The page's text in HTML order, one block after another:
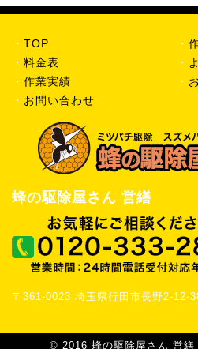
・ TOP ・
・ 料金表 ・
・ 作業実績 ・
・ お問い合わせ
蜂の駆除屋さん 営繕
〒361-0023 埼玉県行田市長野2-12-
© 2016 蜂の駆除屋さん 営